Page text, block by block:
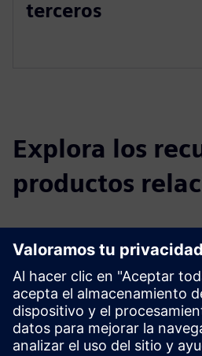
terceros
Explora los
productos
Información y
Programe una cita personal para
Requisitos previos
Ha instalado sensores en el